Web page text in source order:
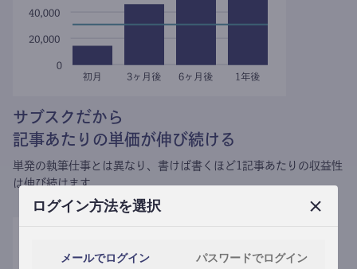
ログイン方法を選択
メールでログイン パスワードでログイン
サブスクだから
記事あたりの単価が伸び続ける
単発の執筆仕事とは異なり、 書けば書くほど1記事あたりの収益性
は伸び続けます。